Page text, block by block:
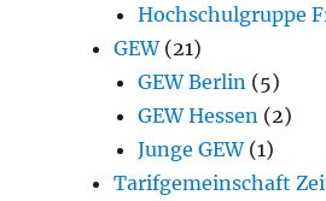
Hochschulgruppe
GEW(21)
GEW Berlin (5)
GEW Hessen (2)
Junge GEW(1)
Tarifgemeinschaft